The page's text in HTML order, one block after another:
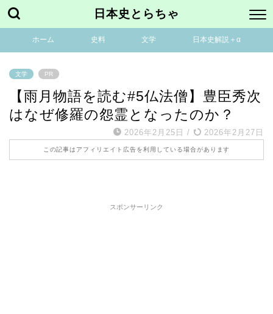
日本史とらちゃ
ホーム 史料 文学 日本史解説＋α
文学 PR
【雨月物語を読む#5仏法僧】豊臣秀次
はなぜ修羅の怨霊となったのか？
2026年2月25日 / 2026年2月27日
この記事はアフィリエイト広告を利用している場合があります
スポンサーリンク